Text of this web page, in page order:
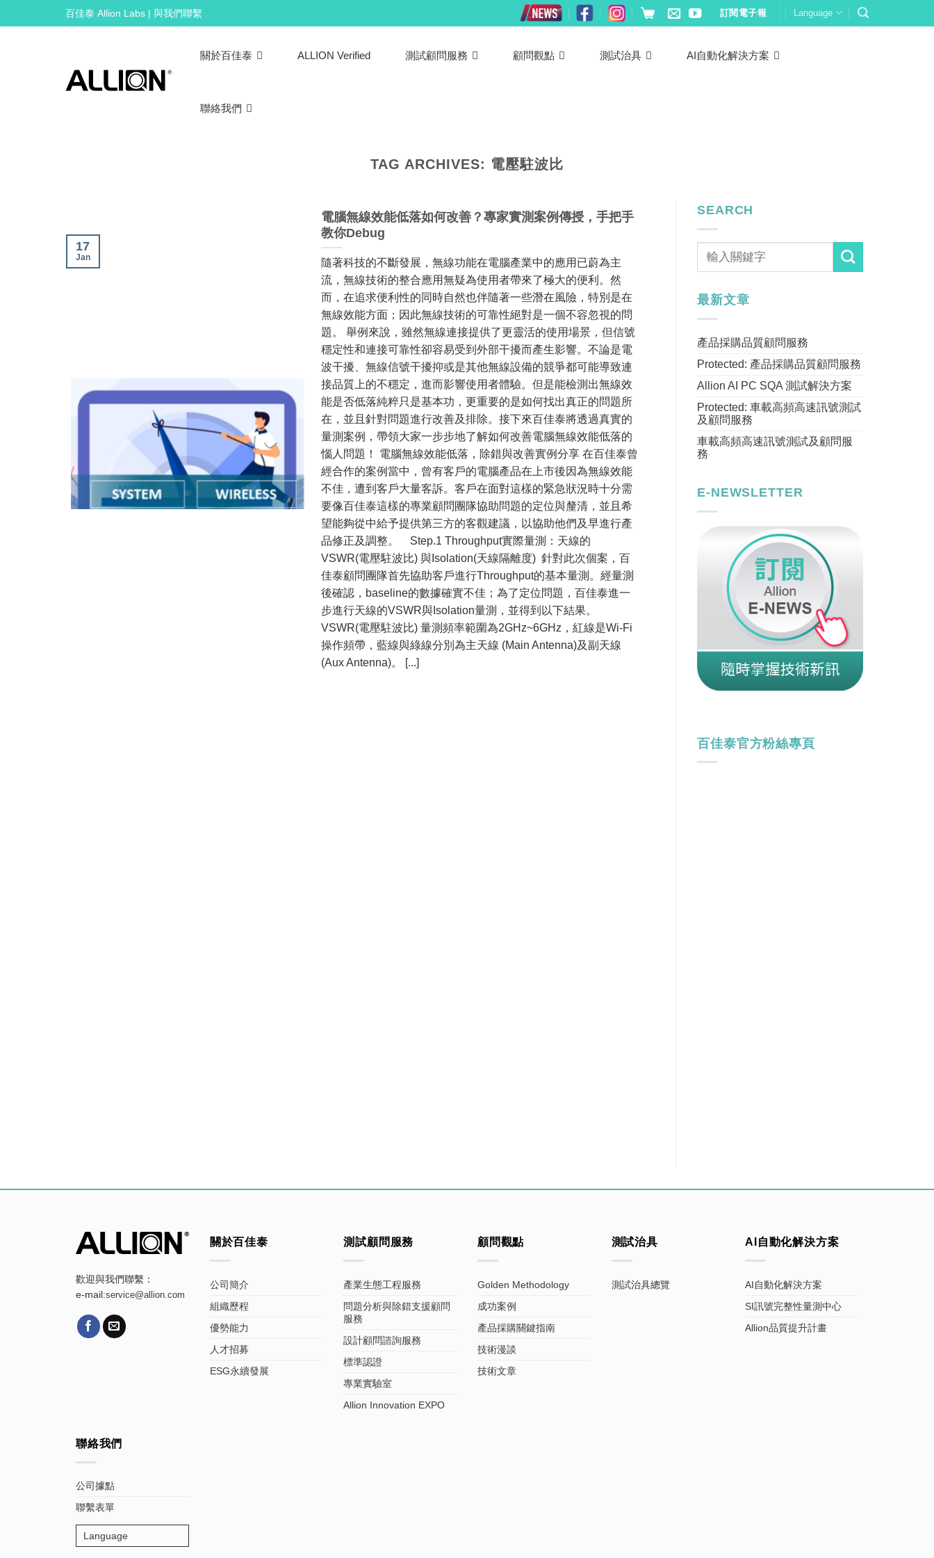
to
百佳泰 Allion Labs | 與我們聯繫 訂閱電子報 Language
關於百佳泰 ALLION Verified 測試顧問服務 顧問觀點 測試治具 AI自動化解決方案
聯絡我們
TAG ARCHIVES: 電壓駐波比
電腦無線效能低落如何改善？專家實測案例傳授，手把手
教你Debug
隨著科技的不斷發展，無線功能在電腦產業中的應用已蔚為主
流，無線技術的整合應用無疑為使用者帶來了極大的便利。然
而，在追求便利性的同時自然也伴隨著一些潛在風險，特別是在
無線效能方面；因此無線技術的可靠性絕對是一個不容忽視的問
題。 舉例來說，雖然無線連接提供了更靈活的使用場景，但信號
穩定性和連接可靠性卻容易受到外部干擾而產生影響。不論是電
波干擾、無線信號干擾抑或是其他無線設備的競爭都可能導致連
接品質上的不穩定，進而影響使用者體驗。但是能檢測出無線效
能是否低落純粹只是基本功，更重要的是如何找出真正的問題所
在，並且針對問題進行改善及排除。接下來百佳泰將透過真實的
量測案例，帶領大家一步步地了解如何改善電腦無線效能低落的
惱人問題！ 電腦無線效能低落，除錯與改善實例分享 在百佳泰曾
經合作的案例當中，曾有客戶的電腦產品在上市後因為無線效能
不佳，遭到客戶大量客訴。客戶在面對這樣的緊急狀況時十分需
要像百佳泰這樣的專業顧問團隊協助問題的定位與釐清，並且希
望能夠從中給予提供第三方的客觀建議，以協助他們及早進行產
品修正及調整。 Step.1 Throughput實際量測：天線的
VSWR(電壓駐波比) 與Isolation(天線隔離度) 針對此次個案，百
佳泰顧問團隊首先協助客戶進行Throughput的基本量測。經量測
後確認，baseline的數據確實不佳；為了定位問題，百佳泰進一
步進行天線的VSWR與Isolation量測，並得到以下結果。
VSWR(電壓駐波比) 量測頻率範圍為2GHz~6GHz，紅線是Wi-Fi
操作頻帶，藍線與綠線分別為主天線 (Main Antenna)及副天線
(Aux Antenna)。 [...]
17
Jan
SEARCH
最新文章
產品採購品質顧問服務
Protected: 產品採購品質顧問服務
Allion AI PC SQA 測試解決方案
Protected: 車載高頻高速訊號測試
及顧問服務
車載高頻高速訊號測試及顧問服
務
E-NEWSLETTER
百佳泰官方粉絲專頁
歡迎與我們聯繫：
e-mail:service@allion.com
關於百佳泰
公司簡介
組織歷程
優勢能力
人才招募
ESG永續發展
測試顧問服務
產業生態工程服務
問題分析與除錯支援顧問
服務
設計顧問諮詢服務
標準認證
專業實驗室
Allion Innovation EXPO
顧問觀點
Golden Methodology
成功案例
產品採購關鍵指南
技術漫談
技術文章
測試治具
測試治具總覽
AI自動化解決方案
AI自動化解決方案
SI訊號完整性量測中心
Allion品質提升計畫
聯絡我們
公司據點
聯繫表單
Language